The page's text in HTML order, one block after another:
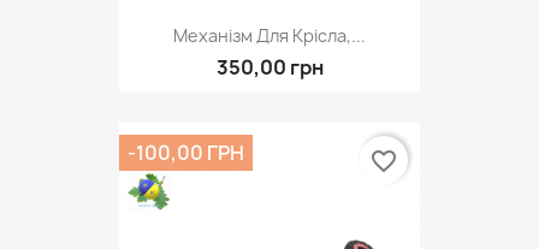
Механізм Для Крісла,...
350,00 грн
-100,00 ГРН favorite_border